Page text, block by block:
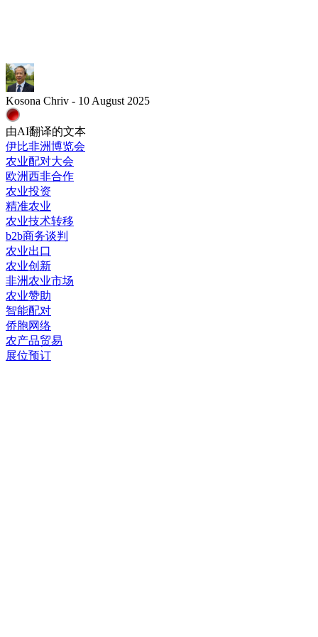
Kosona Chriv - 10 August 2025
由AI翻译的文本
伊比非洲博览会
农业配对大会
欧洲西非合作
农业投资
精准农业
农业技术转移
b2b商务谈判
农业出口
农业创新
非洲农业市场
农业赞助
智能配对
侨胞网络
农产品贸易
展位预订